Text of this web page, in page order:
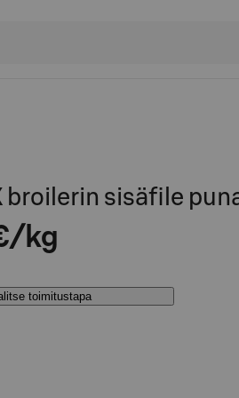
broilerin sisäfile
kg
toimitustapa